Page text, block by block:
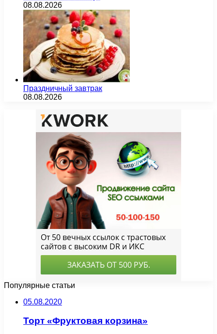
08.08.2026
Праздничный завтрак
08.08.2026
Популярные статьи
05.08.2020
Торт «Фруктовая корзина»